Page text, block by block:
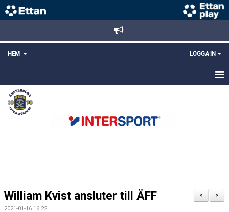
HEM LOGGA IN
STARTSIDA
NYHETER
LÄNKAR
>
<
William Kvist ansluter till ÄFF
2021-01-16 16:22